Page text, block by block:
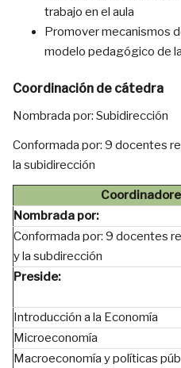
trabajo en el aula
Promover mecanismos
modelo pedagógico de
Coordinación de cátedra
Nombrada por: Subidirección
Conformada por: 9 docentes
la subidirección
Nombrada por:
Conformada por: 9 docentes
y la subdirección
Preside:
Introducción a la Economía
Microeconomía
Macroeconomía y políticas